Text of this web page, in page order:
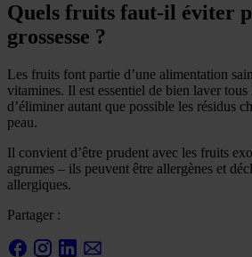
Quels fruits faut-il éviter
grossesse ?
Les fruits font partie d’une alimentation
vitamines. Il est essentiel de bien laver
d’éliminer autant que possible les résidus
peau.
Il convient d’être prudent avec les fruits
agrumes – ils peuvent être allergènes et
allergiques.
Partager :